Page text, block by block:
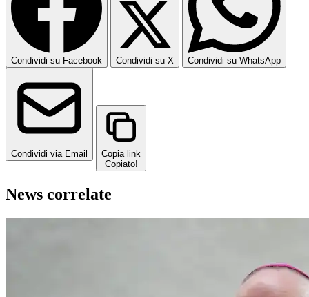
Condividi su Facebook Condividi su X Condividi su WhatsApp
Condividi via Email
Copia link
Copiato!
News correlate